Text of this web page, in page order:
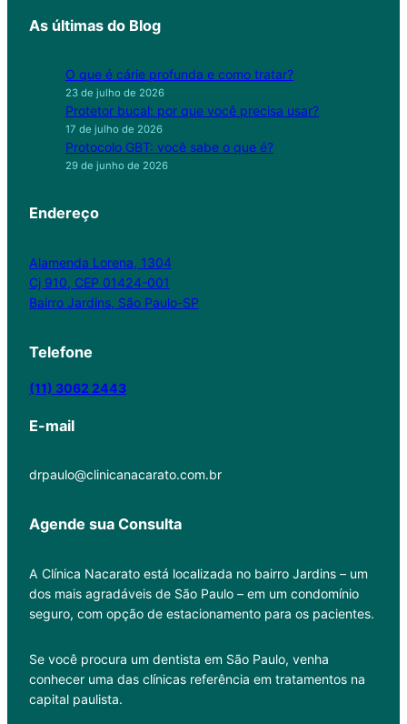
As últimas do Blog
O que é cárie profunda e como tratar?
23 de julho de 2026
Protetor bucal: por que você precisa usar?
17 de julho de 2026
Protocolo GBT: você sabe o que é?
29 de junho de 2026
Endereço
Alamenda Lorena, 1304
Cj 910, CEP 01424-001
Bairro Jardins, São Paulo-SP
Telefone
(11) 3062 2443
E-mail
drpaulo@clinicanacarato.com.br
Agende sua Consulta
A Clínica Nacarato está localizada no bairro Jardins – um
dos mais agradáveis de São Paulo – em um condomínio
seguro, com opção de estacionamento para os pacientes.
Se você procura um dentista em São Paulo, venha
conhecer uma das clínicas referência em tratamentos na
capital paulista.